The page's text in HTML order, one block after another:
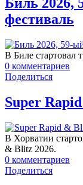
Биль 2026,
фестиваль
В Биле стартовал
0 комментариев
Поделиться
Super
В Хорватии
& Blitz 2026.
0 комментариев
Поделиться